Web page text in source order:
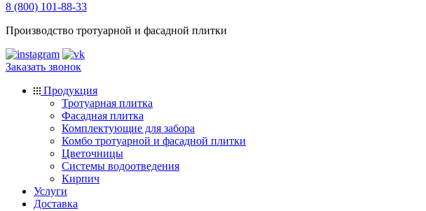
8 (800) 101-88-33
Производство тротуарной и фасадной плитки
Заказать звонок
Продукция
Тротуарная плитка
Фасадная плитка
Комплектующие для забора
Комбо тротуарной и фасадной плитки
Цветочницы
Системы водоотведения
Кирпич
Услуги
Доставка